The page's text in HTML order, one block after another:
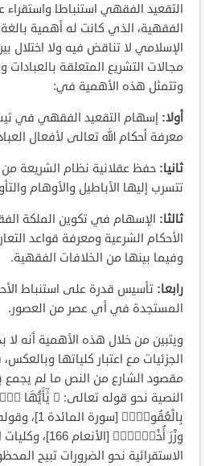
التقعيد الفقهي استنباطا
الفقهية، الذي كانت له أهمية
الإسلامي لا تناقض فيه ولا اختلال
مجالات التشريع المتعلقة بالعبادات
وتتمثل هذه الأهمية في:
أولا: إسهام التقعيد الفقهي في
معرفة أحكام الله تعالى لأفعال
ثانيا: حفظ عقلانية نظام الشريعة
تتسرب إليها الأباطيل والأوهام
ثالثا: الإسهام في تكوين الملكة
الأحكام الشرعية ومعرفة قواعد
وفيما بينها من الخلافات الفقهية.
رابعا: تأسيس قدرة على استنباط
المستجدة في أي عصر من العصور.
ويتبين من خلال هذه الأهمية أنه
الجزئيات مع اعتبار كلياتها
مقصود الشارع من النص ما لم يجمع
النصية نحو قوله تعالى: ﴿ يَٰٓأَيُّهَا
بِالْعُقُودِۖ﴾
وِزْرَ أُخْر۪يٰۖ﴾
الاستقرائية نحو الضرورات تبيح